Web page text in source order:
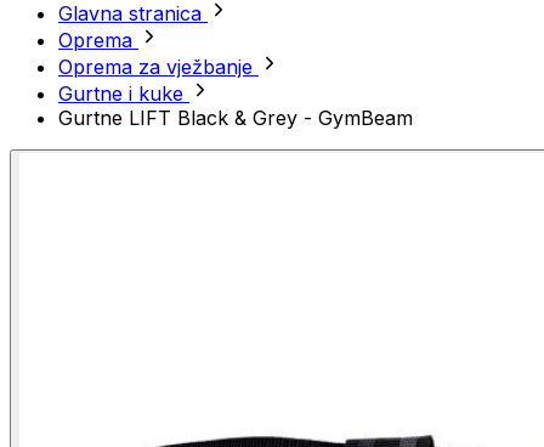
Glavna stranica
Oprema
Oprema za vježbanje
Gurtne i kuke
Gurtne LIFT Black & Grey - GymBeam